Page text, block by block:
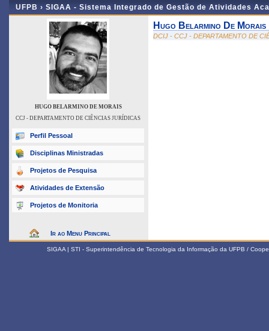
UFPB › SIGAA - Sistema Integrado de Gestão de Atividades
HUGO BELARMINO DE MORAIS
CCJ - DEPARTAMENTO DE CIÊNCIAS JURÍDICAS
Perfil Pessoal
Disciplinas Ministradas
Projetos de Pesquisa
Atividades de Extensão
Projetos de Monitoria
Ir ao Menu Principal
Hugo Belarmino De Morais
DCIJ - CCJ - DEPARTAMENTO DE
SIGAA | STI - Superintendência de Tecnologia da Informação da UFPB /